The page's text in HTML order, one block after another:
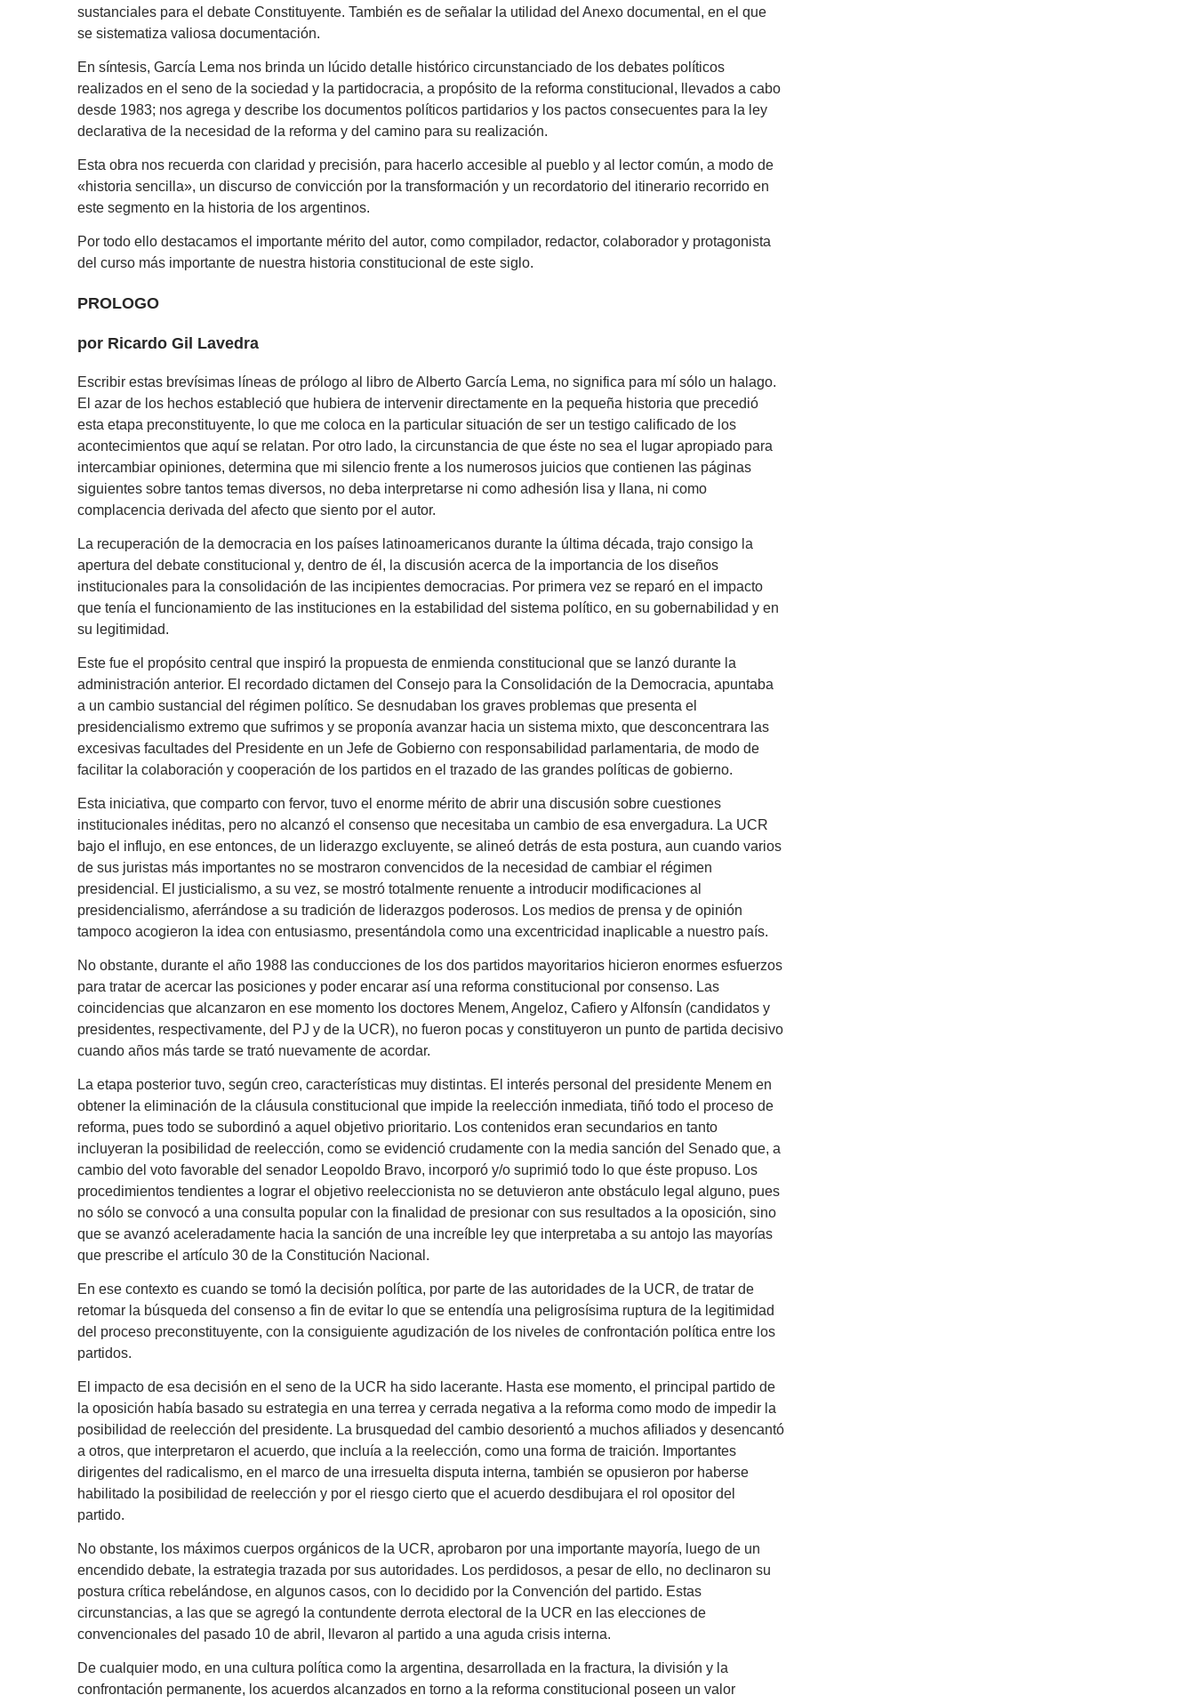
sustanciales para el debate Constituyente. También es de señalar la utilidad del Anexo documental, en el que
se sistematiza valiosa documentación.
En síntesis, García Lema nos brinda un lúcido detalle histórico circunstanciado de los debates políticos
realizados en el seno de la sociedad y la partidocracia, a propósito de la reforma constitucional, llevados a cabo
desde 1983; nos agrega y describe los documentos políticos partidarios y los pactos consecuentes para la ley
declarativa de la necesidad de la reforma y del camino para su realización.
Esta obra nos recuerda con claridad y precisión, para hacerlo accesible al pueblo y al lector común, a modo de
«historia sencilla», un discurso de convicción por la transformación y un recordatorio del itinerario recorrido en
este segmento en la historia de los argentinos.
Por todo ello destacamos el importante mérito del autor, como compilador, redactor, colaborador y protagonista
del curso más importante de nuestra historia constitucional de este siglo.
PROLOGO
por Ricardo Gil Lavedra
Escribir estas brevísimas líneas de prólogo al libro de Alberto García Lema, no significa para mí sólo un halago.
El azar de los hechos estableció que hubiera de intervenir directamente en la pequeña historia que precedió
esta etapa preconstituyente, lo que me coloca en la particular situación de ser un testigo calificado de los
acontecimientos que aquí se relatan. Por otro lado, la circunstancia de que éste no sea el lugar apropiado para
intercambiar opiniones, determina que mi silencio frente a los numerosos juicios que contienen las páginas
siguientes sobre tantos temas diversos, no deba interpretarse ni como adhesión lisa y llana, ni como
complacencia derivada del afecto que siento por el autor.
La recuperación de la democracia en los países latinoamericanos durante la última década, trajo consigo la
apertura del debate constitucional y, dentro de él, la discusión acerca de la importancia de los diseños
institucionales para la consolidación de las incipientes democracias. Por primera vez se reparó en el impacto
que tenía el funcionamiento de las instituciones en la estabilidad del sistema político, en su gobernabilidad y en
su legitimidad.
Este fue el propósito central que inspiró la propuesta de enmienda constitucional que se lanzó durante la
administración anterior. El recordado dictamen del Consejo para la Consolidación de la Democracia, apuntaba
a un cambio sustancial del régimen político. Se desnudaban los graves problemas que presenta el
presidencialismo extremo que sufrimos y se proponía avanzar hacia un sistema mixto, que desconcentrara las
excesivas facultades del Presidente en un Jefe de Gobierno con responsabilidad parlamentaria, de modo de
facilitar la colaboración y cooperación de los partidos en el trazado de las grandes políticas de gobierno.
Esta iniciativa, que comparto con fervor, tuvo el enorme mérito de abrir una discusión sobre cuestiones
institucionales inéditas, pero no alcanzó el consenso que necesitaba un cambio de esa envergadura. La UCR
bajo el influjo, en ese entonces, de un liderazgo excluyente, se alineó detrás de esta postura, aun cuando varios
de sus juristas más importantes no se mostraron convencidos de la necesidad de cambiar el régimen
presidencial. El justicialismo, a su vez, se mostró totalmente renuente a introducir modificaciones al
presidencialismo, aferrándose a su tradición de liderazgos poderosos. Los medios de prensa y de opinión
tampoco acogieron la idea con entusiasmo, presentándola como una excentricidad inaplicable a nuestro país.
No obstante, durante el año 1988 las conducciones de los dos partidos mayoritarios hicieron enormes esfuerzos
para tratar de acercar las posiciones y poder encarar así una reforma constitucional por consenso. Las
coincidencias que alcanzaron en ese momento los doctores Menem, Angeloz, Cafiero y Alfonsín (candidatos y
presidentes, respectivamente, del PJ y de la UCR), no fueron pocas y constituyeron un punto de partida decisivo
cuando años más tarde se trató nuevamente de acordar.
La etapa posterior tuvo, según creo, características muy distintas. El interés personal del presidente Menem en
obtener la eliminación de la cláusula constitucional que impide la reelección inmediata, tiñó todo el proceso de
reforma, pues todo se subordinó a aquel objetivo prioritario. Los contenidos eran secundarios en tanto
incluyeran la posibilidad de reelección, como se evidenció crudamente con la media sanción del Senado que, a
cambio del voto favorable del senador Leopoldo Bravo, incorporó y/o suprimió todo lo que éste propuso. Los
procedimientos tendientes a lograr el objetivo reeleccionista no se detuvieron ante obstáculo legal alguno, pues
no sólo se convocó a una consulta popular con la finalidad de presionar con sus resultados a la oposición, sino
que se avanzó aceleradamente hacia la sanción de una increíble ley que interpretaba a su antojo las mayorías
que prescribe el artículo 30 de la Constitución Nacional.
En ese contexto es cuando se tomó la decisión política, por parte de las autoridades de la UCR, de tratar de
retomar la búsqueda del consenso a fin de evitar lo que se entendía una peligrosísima ruptura de la legitimidad
del proceso preconstituyente, con la consiguiente agudización de los niveles de confrontación política entre los
partidos.
El impacto de esa decisión en el seno de la UCR ha sido lacerante. Hasta ese momento, el principal partido de
la oposición había basado su estrategia en una terrea y cerrada negativa a la reforma como modo de impedir la
posibilidad de reelección del presidente. La brusquedad del cambio desorientó a muchos afiliados y desencantó
a otros, que interpretaron el acuerdo, que incluía a la reelección, como una forma de traición. Importantes
dirigentes del radicalismo, en el marco de una irresuelta disputa interna, también se opusieron por haberse
habilitado la posibilidad de reelección y por el riesgo cierto que el acuerdo desdibujara el rol opositor del
partido.
No obstante, los máximos cuerpos orgánicos de la UCR, aprobaron por una importante mayoría, luego de un
encendido debate, la estrategia trazada por sus autoridades. Los perdidosos, a pesar de ello, no declinaron su
postura crítica rebelándose, en algunos casos, con lo decidido por la Convención del partido. Estas
circunstancias, a las que se agregó la contundente derrota electoral de la UCR en las elecciones de
convencionales del pasado 10 de abril, llevaron al partido a una aguda crisis interna.
De cualquier modo, en una cultura política como la argentina, desarrollada en la fractura, la división y la
confrontación permanente, los acuerdos alcanzados en torno a la reforma constitucional poseen un valor